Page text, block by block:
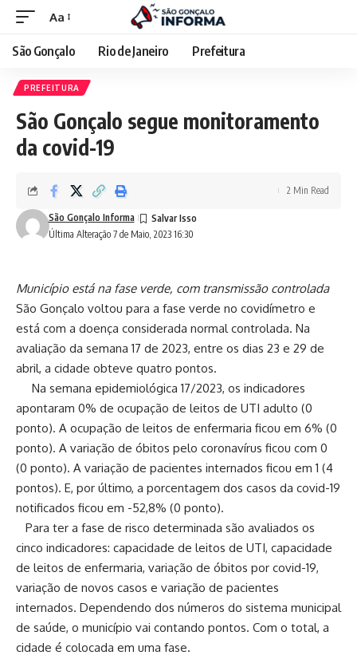
Aa
São Gonçalo Rio de Janeiro Prefeitura
PREFEITURA
São Gonçalo segue monitoramento
da covid-19
Última Alteração 7 de Maio, 2023 16:30
São Gonçalo Informa
2 Min Read
Município está na fase verde, com transmissão controlada
São Gonçalo voltou para a fase verde no covidímetro e
está com a doença considerada normal controlada. Na
avaliação da semana 17 de 2023, entre os dias 23 e 29 de
abril, a cidade obteve quatro pontos.
Na semana epidemiológica 17/2023, os indicadores
apontaram 0% de ocupação de leitos de UTI adulto (0
ponto). A ocupação de leitos de enfermaria ficou em 6% (0
ponto). A variação de óbitos pelo coronavírus ficou com 0
(0 ponto). A variação de pacientes internados ficou em 1 (4
pontos). E, por último, a porcentagem dos casos da covid-19
notificados ficou em -52,8% (0 ponto).
Para ter a fase de risco determinada são avaliados os
cinco indicadores: capacidade de leitos de UTI, capacidade
de leitos de enfermaria, variação de óbitos por covid-19,
variação de novos casos e variação de pacientes
internados. Dependendo dos números do sistema municipal
de saúde, o município vai contando pontos. Com o total, a
cidade é colocada em uma fase.